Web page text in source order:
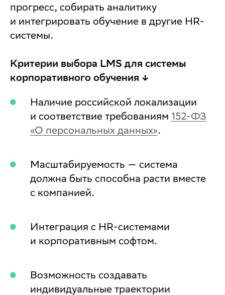
прогресс, собирать аналитику
и интегрировать обучение в другие HR-
системы.
Критерии выбора LMS для системы
корпоративного обучения ↓
Наличие российской локализации
и соответствие требованиям 152-ФЗ
«О персональных данных».
Масштабируемость — система
должна быть способна расти вместе
с компанией.
Интеграция с HR-системами
и корпоративным софтом.
Возможность создавать
индивидуальные траектории